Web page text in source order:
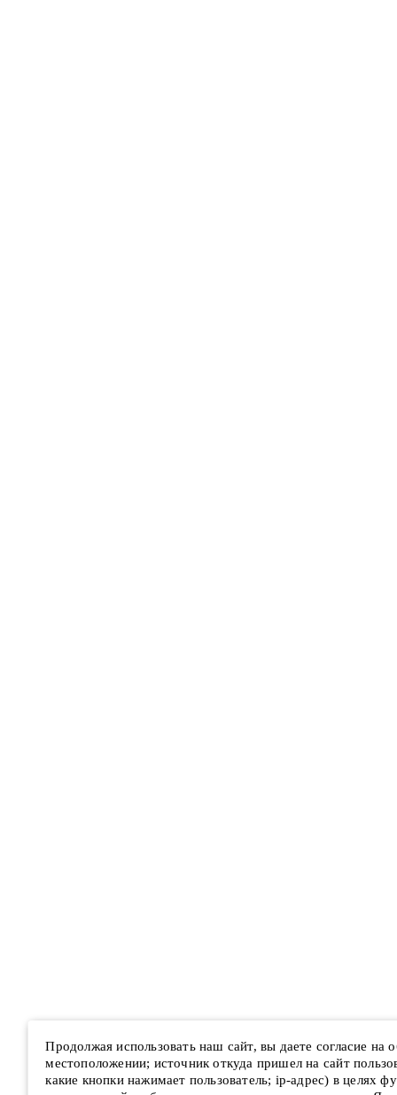
Продолжая использовать наш сайт, вы даете согласие на
местоположении; источник откуда пришел на сайт
какие кнопки нажимает пользователь; ip-адрес) в целях